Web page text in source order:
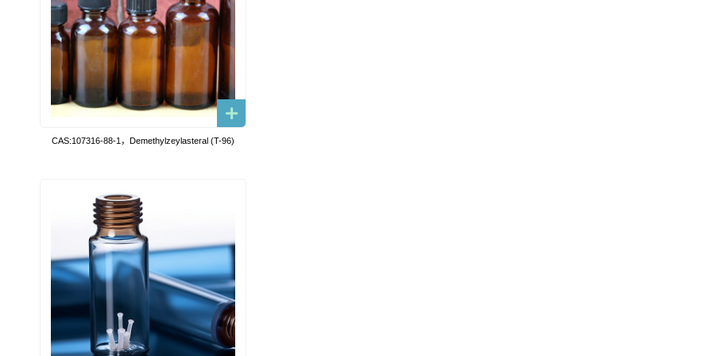
CAS:107316-88-1，Demethylzeylasteral (T-96)